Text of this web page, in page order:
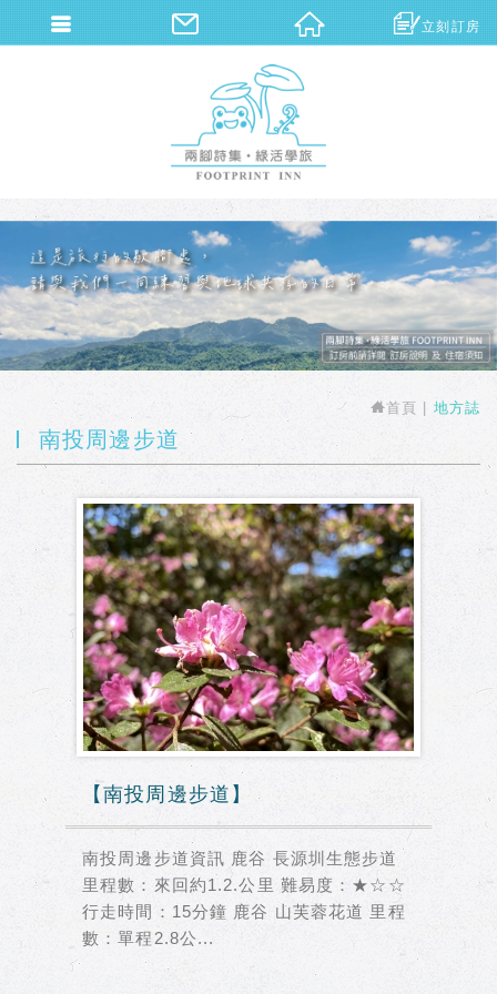
首頁 地方誌
南投周邊步道
【南投周邊步道】
南投周邊步道資訊 鹿谷 長源圳生態步道
里程數：來回約1.2.公里 難易度：★☆☆
行走時間：15分鐘 鹿谷 山芙蓉花道 里程
數：單程2.8公...
立刻訂房